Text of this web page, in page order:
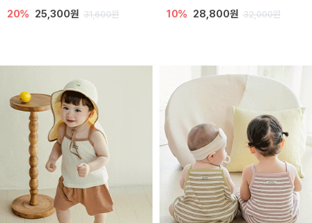
20% 25,300원 31,600원 10% 28,800원 32,000원